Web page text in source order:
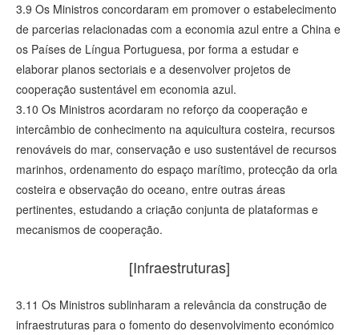
3.9 Os Ministros concordaram em promover o estabelecimento
de parcerias relacionadas com a economia azul entre a China e
os Países de Língua Portuguesa, por forma a estudar e
elaborar planos sectoriais e a desenvolver projetos de
cooperação sustentável em economia azul.
3.10 Os Ministros acordaram no reforço da cooperação e
intercâmbio de conhecimento na aquicultura costeira, recursos
renováveis do mar, conservação e uso sustentável de recursos
marinhos, ordenamento do espaço marítimo, protecção da orla
costeira e observação do oceano, entre outras áreas
pertinentes, estudando a criação conjunta de plataformas e
mecanismos de cooperação.
[Infraestruturas]
3.11 Os Ministros sublinharam a relevância da construção de
infraestruturas para o fomento do desenvolvimento económico